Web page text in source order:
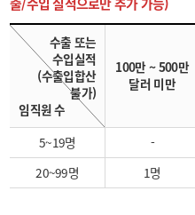
수출 또는
수입실적
(수출입합산
불가)
임직원 수
100만 ~ 500만
달러 미만
5~19명 -
20~99명
1명